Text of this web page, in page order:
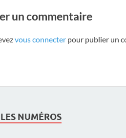
un commentaire
vous connecter pour publier un
NUMÉROS